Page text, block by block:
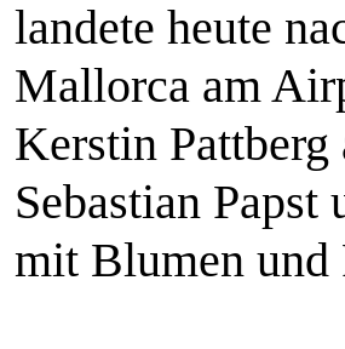
landete heute
Mallorca am
Kerstin
Sebastian
mit Blumen